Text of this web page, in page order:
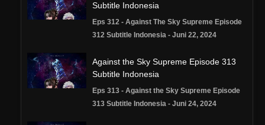
Subtitle Indonesia
Eps 312 - Against The Sky Supreme Episode
312 Subtitle Indonesia - Juni 22, 2024
Against the Sky Supreme Episode 313
Subtitle Indonesia
Eps 313 - Against the Sky Supreme Episode
313 Subtitle Indonesia - Juni 24, 2024